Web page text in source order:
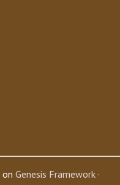
on Genesis Framework ·